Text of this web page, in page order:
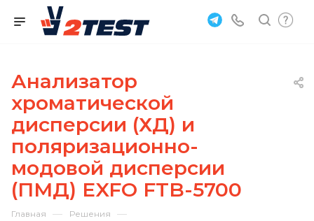
Анализатор
хроматической
дисперсии (ХД) и
поляризационно-
модовой дисперсии
(ПМД) EXFO FTB-5700
Главная — Решения —